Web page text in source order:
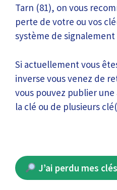
Tarn (81), on vous
perte de votre ou vos
système de
Si actuellement vous
inverse vous venez de
vous pouvez publier
la clé ou de plusieurs
J’ai perdu mes